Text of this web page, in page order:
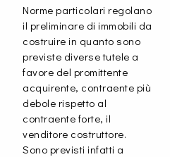
Norme particolari regolano
il preliminare di immobili da
costruire in quanto sono
previste diverse tutele a
favore del promittente
acquirente, contraente più
debole rispetto al
contraente forte, il
venditore costruttore.
Sono previsti infatti a